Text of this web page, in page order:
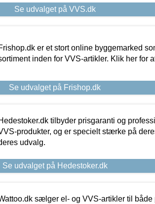
Se udvalget på VVS.dk
er et stort online byggemarked
inden for VVS-artikler. Klik her for
Se udvalget på Frishop.dk
tilbyder prisgaranti og
produkter, og er specielt stærke på
udvalg.
Se udvalget på Hedestoker.dk
sælger el- og VVS-artikler til både